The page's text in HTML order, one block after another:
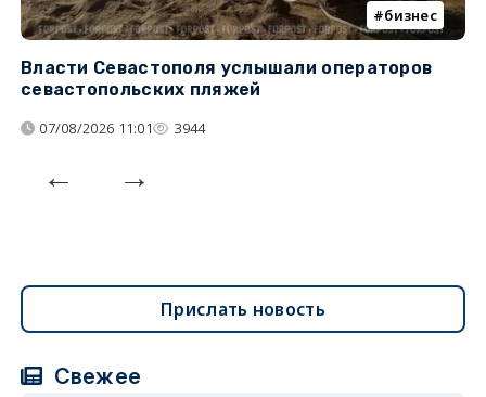
бизнес
Власти Севастополя услышали операторов
севастопольских пляжей
07/08/2026 11:01 3944
Прислать новость
Свежее